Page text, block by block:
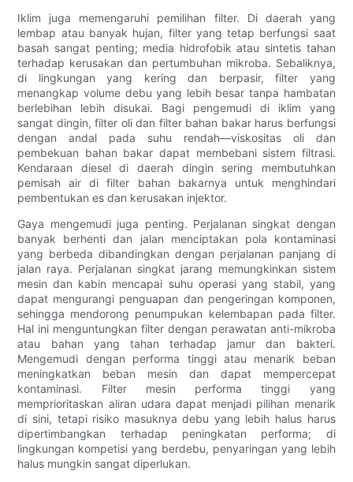
Iklim juga memengaruhi pemilihan filter. Di daerah yang
lembap atau banyak hujan, filter yang tetap berfungsi saat
basah sangat penting; media hidrofobik atau sintetis tahan
terhadap kerusakan dan pertumbuhan mikroba. Sebaliknya,
di lingkungan yang kering dan berpasir, filter yang
menangkap volume debu yang lebih besar tanpa hambatan
berlebihan lebih disukai. Bagi pengemudi di iklim yang
sangat dingin, filter oli dan filter bahan bakar harus berfungsi
dengan andal pada suhu rendah—viskositas oli dan
pembekuan bahan bakar dapat membebani sistem filtrasi.
Kendaraan diesel di daerah dingin sering membutuhkan
pemisah air di filter bahan bakarnya untuk menghindari
pembentukan es dan kerusakan injektor.
Gaya mengemudi juga penting. Perjalanan singkat dengan
banyak berhenti dan jalan menciptakan pola kontaminasi
yang berbeda dibandingkan dengan perjalanan panjang di
jalan raya. Perjalanan singkat jarang memungkinkan sistem
mesin dan kabin mencapai suhu operasi yang stabil, yang
dapat mengurangi penguapan dan pengeringan komponen,
sehingga mendorong penumpukan kelembapan pada filter.
Hal ini menguntungkan filter dengan perawatan anti-mikroba
atau bahan yang tahan terhadap jamur dan bakteri.
Mengemudi dengan performa tinggi atau menarik beban
meningkatkan beban mesin dan dapat mempercepat
kontaminasi. Filter mesin performa tinggi yang
memprioritaskan aliran udara dapat menjadi pilihan menarik
di sini, tetapi risiko masuknya debu yang lebih halus harus
dipertimbangkan terhadap peningkatan performa; di
lingkungan kompetisi yang berdebu, penyaringan yang lebih
halus mungkin sangat diperlukan.